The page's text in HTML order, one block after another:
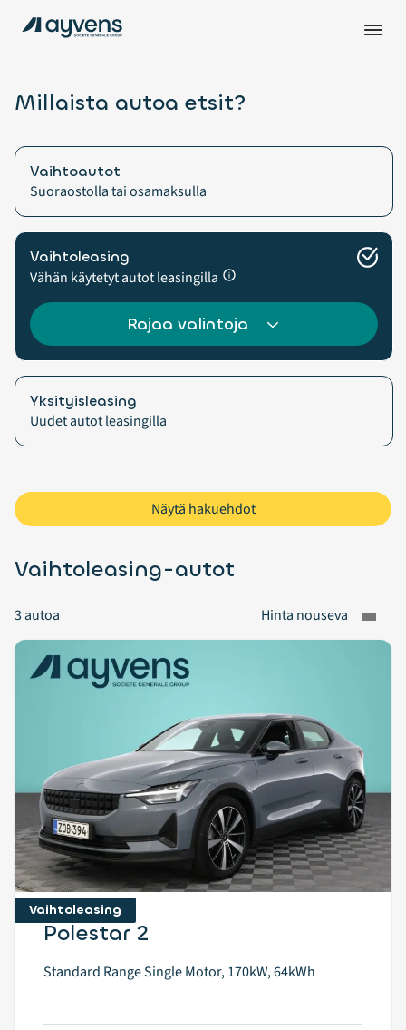
Millaista autoa etsit?
Vaihtoautot
Suoraostolla tai osamaksulla
Vaihtoleasing
Vähän käytetyt autot leasingilla
Rajaa valintoja
Yksityisleasing
Uudet autot leasingilla
Näytä hakuehdot
Vaihtoleasing-autot
3autoa
Vaihtoleasing
Polestar 2
Standard Range Single Motor, 170kW, 64kWh